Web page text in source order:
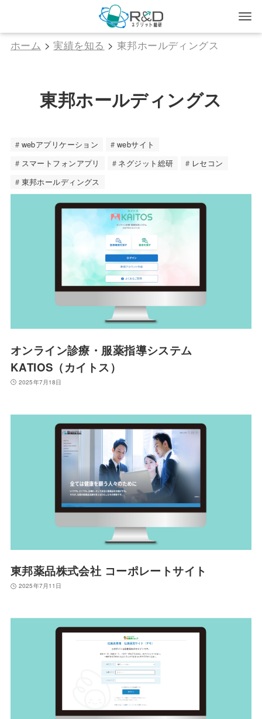
ホーム >実績を知る > 東邦ホールディングス
東邦ホールディングス
webアプリケーション
webサイト
スマートフォンアプリ
ネグジット総研
レセコン
東邦ホールディングス
オンライン診療・服薬指導システム
KATIOS（カイトス）
2025年7月18日
東邦薬品株式会社 コーポレートサイト
2025年7月11日